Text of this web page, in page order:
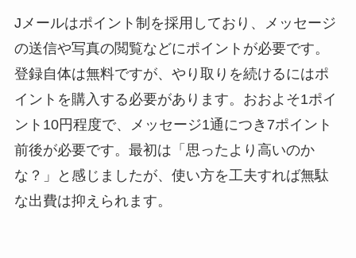
Jメールはポイント制を採用しており、メッセージ
の送信や写真の閲覧などにポイントが必要です。
登録自体は無料ですが、やり取りを続けるにはポ
イントを購入する必要があります。おおよそ1ポイ
ント10円程度で、メッセージ1通につき7ポイント
前後が必要です。最初は「思ったより高いのか
な？」と感じましたが、使い方を工夫すれば無駄
な出費は抑えられます。